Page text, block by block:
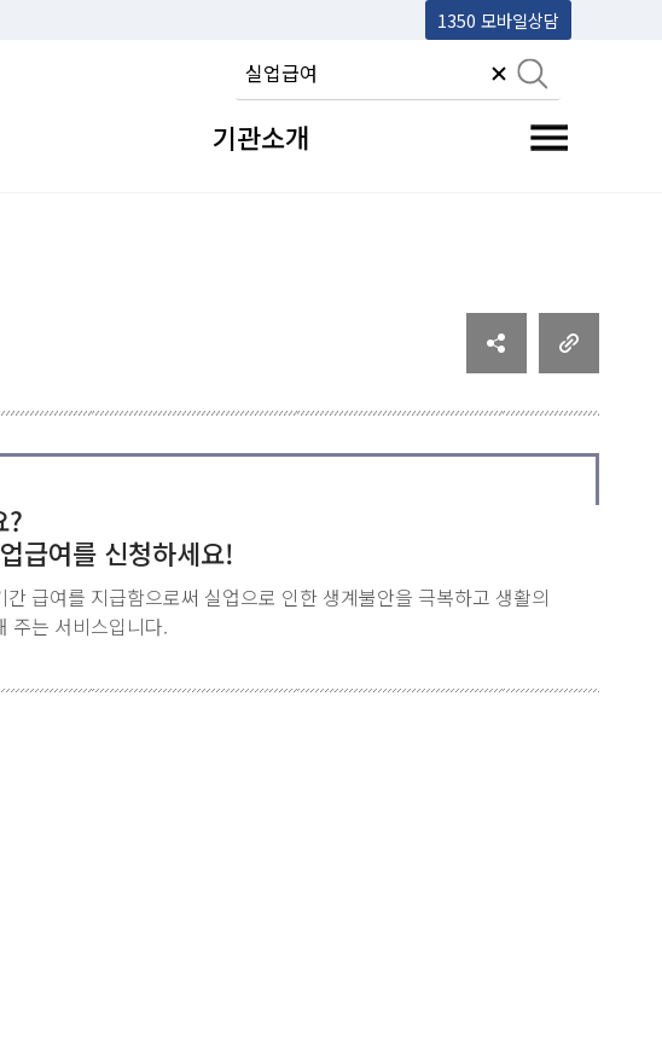
1350 모바일상담
기관소개 전체메뉴 토글
?
급여를 신청하세요!
급여를 지급함으로써 실업으로 인한 생계불안을 극복하고 생활의
주는 서비스입니다.